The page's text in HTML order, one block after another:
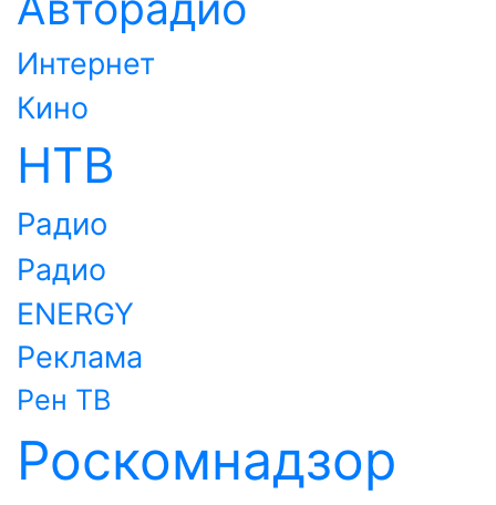
Интернет
Кино
НТВ
Радио
Радио
ENERGY
Реклама
Рен ТВ
Роскомнадзор